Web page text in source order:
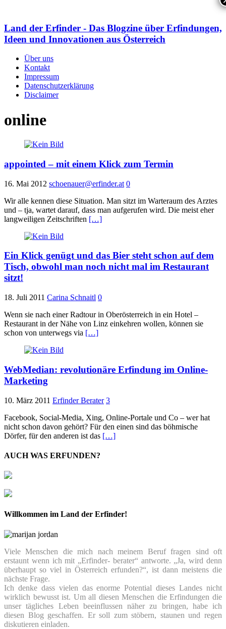
Land der Erfinder - Das Blogzine über Erfindungen,
Ideen und Innovationen aus Österreich
Über uns
Kontakt
Impressum
Datenschutzerklärung
Disclaimer
online
appointed – mit einem Klick zum Termin
16. Mai 2012 schoenauer@erfinder.at 0
Wir alle kennen diese Situation. Man sitzt im Warteraum des Arztes
und – tja, wartet darauf, dass man aufgerufen wird. Die meist eher
langweiligen Zeitschriften […]
Ein Klick genügt und das Bier steht schon auf dem
Tisch, obwohl man noch nicht mal im Restaurant
sitzt!
18. Juli 2011 Carina Schnaitl 0
Wenn sie nach einer Radtour in Oberösterreich in ein Hotel –
Restaurant in der Nähe von Linz einkehren wollen, können sie
schon von unterwegs via […]
WebMedian: revolutionäre Erfindung im Online-
Marketing
10. März 2011 Erfinder Berater 3
Facebook, Social-Media, Xing, Online-Portale und Co – wer hat
nicht schon davon gehört? Für den einen sind das böhmische
Dörfer, für den anderen ist das […]
AUCH WAS ERFUNDEN?
Willkommen im Land der Erfinder!
Viele Menschen die mich nach meinem Beruf fragen sind oft
erstaunt wenn ich mit „Erfinder- berater“ antworte. „Ja, wird denn
überhaupt so viel in Österreich erfunden?“, ist dann meistens die
nächste Frage.
Ich denke dass vielen das enorme Potential dieses Landes nicht
wirklich bewusst ist. Um all diesen Menschen die Erfindungen die
unser tägliches Leben beeinflussen näher zu bringen, habe ich
diesen Blog geschaffen. Er soll zum stöbern, staunen und regen
diskutieren einladen.